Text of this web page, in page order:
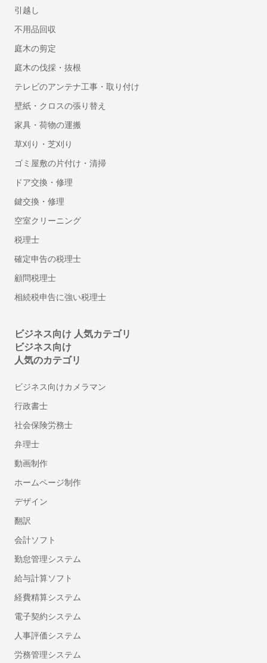
相続人調査・戸籍収集代行の行政書士
相続財産の調査代行の行政書士
自動車登録に強い行政書士
ドローン飛行許可申請代行の行政書士
ロゴ作成
看板・のぼり作成
リフォーム
インテリアコーディネーター
フローリング・床の張り替え
部屋の間仕切り・壁設置リフォーム
防音工事
トイレリフォーム・トイレ（便器）交換
洗面台（洗面所）のリフォーム・交換
ドア交換
雨樋の掃除
壁の撤去・間取り変更リフォーム
サウナの設置・修理
畳の張り替え・交換
キッチンのリフォーム
階段のリフォーム
網戸の張り替え・修理
断熱工事（窓・床・壁）
物件の原状回復
窓ガラスの交換・修理
床暖房のリフォーム
フロアコーティング・フローリングワックス
お風呂（浴室・ユニットバス）リフォーム
太陽光発電・ソーラーシステム設置
引越し
不用品回収
庭木の剪定
庭木の伐採・抜根
テレビのアンテナ工事・取り付け
壁紙・クロスの張り替え
家具・荷物の運搬
草刈り・芝刈り
ゴミ屋敷の片付け・清掃
ドア交換・修理
鍵交換・修理
空室クリーニング
税理士
確定申告の税理士
顧問税理士
相続税申告に強い税理士
ビジネス向け 人気カテゴリ
ビジネス向け
人気のカテゴリ
ビジネス向けカメラマン
行政書士
社会保険労務士
弁理士
動画制作
ホームページ制作
デザイン
翻訳
会計ソフト
勤怠管理システム
給与計算ソフト
経費精算システム
電子契約システム
人事評価システム
労務管理システム